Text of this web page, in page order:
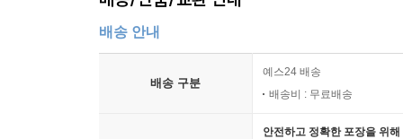
배송 안내
배송 구분
예스24 배송
배송비 : 무료배송
안전하고 정확한 포장을 위